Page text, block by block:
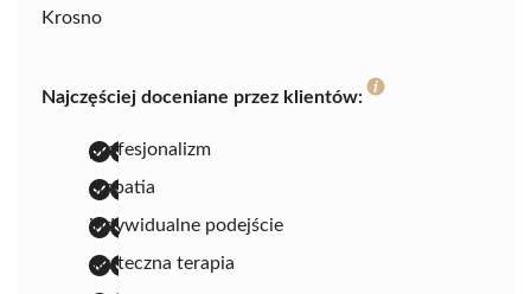
Krosno
Najczęściej doceniane przez klientów:
profesjonalizm
empatia
indywidualne podejście
skuteczna terapia